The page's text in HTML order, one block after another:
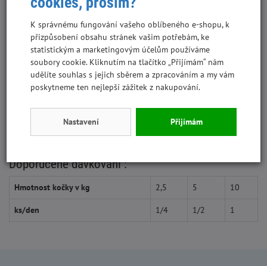
11,00 %
Vláknina 0,50 %
Popel 2,50 %
Vlhkost 70,00 %
Doporučené dávkování :
Hmotnost kočky v kg 2,5 5 10
ks/den 1/4 1/2 1
K správnému fungování vašeho oblíbeného e-shopu, k
přizpůsobení obsahu stránek vašim potřebám, ke
statistickým a marketingovým účelům používáme
soubory cookie. Kliknutím na tlačítko „Přijímám“ nám
udělíte souhlas s jejich sběrem a zpracováním a my vám
poskytneme ten nejlepší zážitek z nakupování.
Nastavení Přijímám